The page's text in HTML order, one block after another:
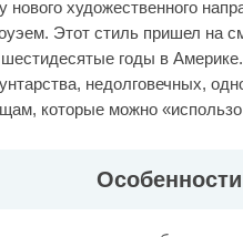
нового художественного
Этот стиль пришел на
годы в
недолговечных,
которые можно